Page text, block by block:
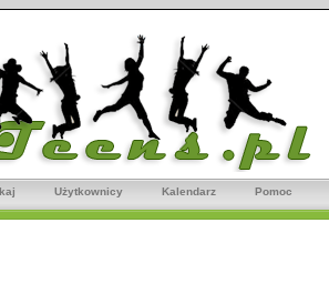
Użytkownicy Kalendarz Pomoc